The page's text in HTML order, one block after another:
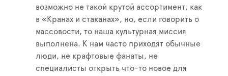
возможно не такой крутой ассортимент, как
в «Кранах и стаканах», но, если говорить о
массовости, то наша культурная миссия
выполнена. К нам часто приходят обычные
люди, не крафтовые фанаты, не
специалисты открыть что-то новое для